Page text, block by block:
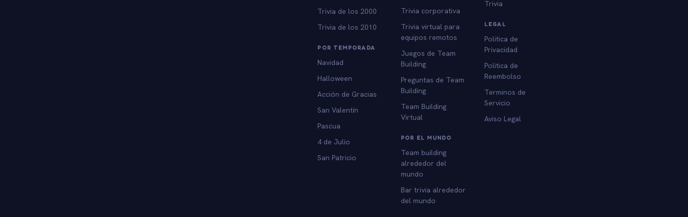
Trivia de los 2000
Trivia de los 2010
POR TEMPORADA
Navidad
Halloween
Acción de Gracias
San Valentín
Pascua
4 de Julio
San Patricio
Trivia corporativa
Trivia virtual para
equipos remotos
Juegos de Team
Building
Preguntas de Team
Building
Team Building
Virtual
POR EL MUNDO
Team building
alrededor del
mundo
Bar trivia alrededor
del mundo
Trivia
LEGAL
Politica de
Privacidad
Politica de
Reembolso
Terminos de
Servicio
Aviso Legal